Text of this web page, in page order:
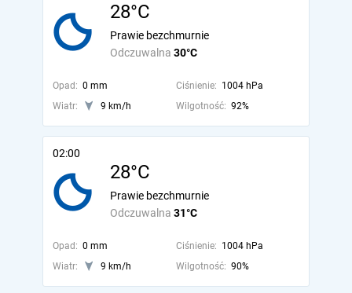
28°C
Odczuwalna 30°C
Prawie bezchmurnie
Opad: 0 mm Ciśnienie: 1004 hPa
Wiatr:
9 km/h Wilgotność: 92%
02:00
28°C
Odczuwalna 31°C
Prawie bezchmurnie
Opad: 0 mm Ciśnienie: 1004 hPa
Wiatr:
9 km/h Wilgotność: 90%